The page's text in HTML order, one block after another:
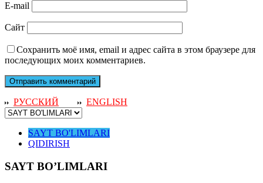
E-mail
Сайт
Сохранить моё имя, email и адрес сайта в этом браузере для
последующих моих комментариев.
РУССКИЙ ENGLISH
SAYT BO'LIMLARI
QIDIRISH
SAYT BO’LIMLARI